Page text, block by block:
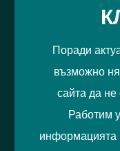
Поради
възможно
сайта да не
Работим
информацията